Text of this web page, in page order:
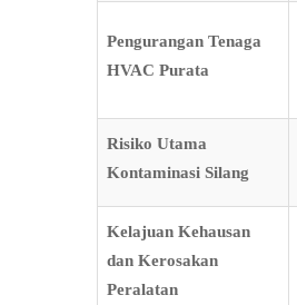
Pengurangan Tenaga
HVAC Purata
Risiko Utama
Kontaminasi Silang
Kelajuan Kehausan
dan Kerosakan
Peralatan